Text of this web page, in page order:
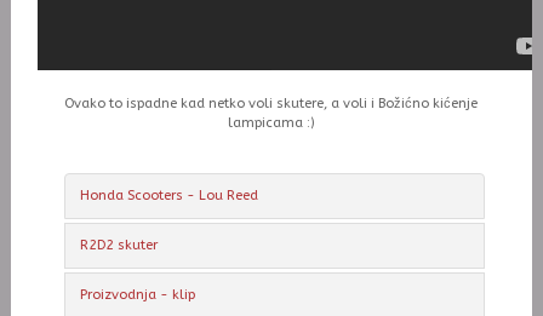
Ovako to ispadne kad netko voli skutere, a voli i Božićno kićenje
lampicama :)
Honda Scooters - Lou Reed
R2D2 skuter
Proizvodnja - klip